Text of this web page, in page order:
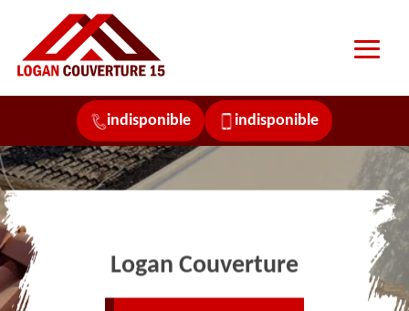
indisponible indisponible
Logan Couverture